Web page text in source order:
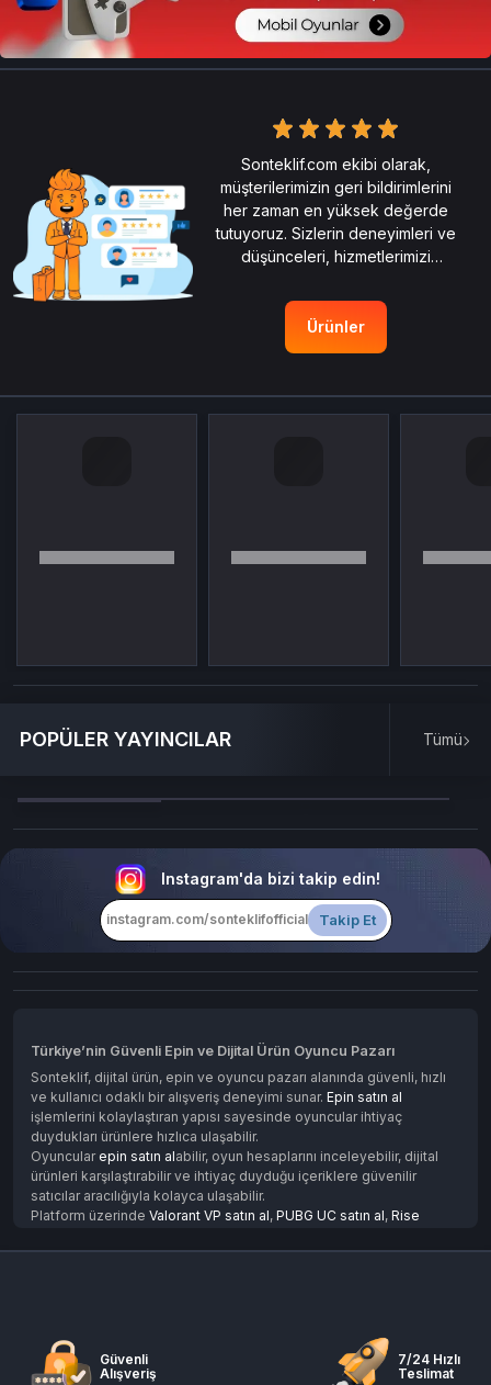
Sonteklif.com ekibi olarak,
müşterilerimizin geri bildirimlerini
her zaman en yüksek değerde
tutuyoruz. Sizlerin deneyimleri ve
düşünceleri, hizmetlerimizi
Ürünler
POPÜLER YAYINCILAR Tümü
Instagram'da bizi takip edin!
instagram.com/sonteklifofficial Takip Et
Türkiye’nin Güvenli Epin ve Dijital Ürün Oyuncu Pazarı
Sonteklif, dijital ürün, epin ve oyuncu pazarı alanında güvenli, hızlı
ve kullanıcı odaklı bir alışveriş deneyimi sunar. Epin satın al
işlemlerini kolaylaştıran yapısı sayesinde oyuncular ihtiyaç
duydukları ürünlere hızlıca ulaşabilir.
Oyuncular epin satın alabilir, oyun hesaplarını inceleyebilir, dijital
ürünleri karşılaştırabilir ve ihtiyaç duyduğu içeriklere güvenilir
satıcılar aracılığıyla kolayca ulaşabilir.
Platform üzerinde Valorant VP satın al, PUBG UC satın al, Rise
ürünler tek noktada sunulur. Böylece kullanıcılar farklı platformlarda
Epin satın alsürecinde güven en önemli unsurlardan biridir.
Sonteklif, kullanıcıların işlemlerini daha kontrollü ve güvenli şekilde
Güvenli
Alışveriş
7/24 Hızlı
Teslimat